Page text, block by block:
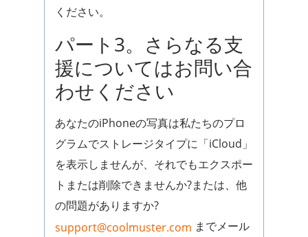
ください。
パート3。さらなる支
援についてはお問い合
わせください
あなたのiPhoneの写真は私たちのプロ
グラムでストレージタイプに「iCloud」
を表示しませんが、それでもエクスポー
トまたは削除できませんか?または、他
の問題がありますか?
support@coolmuster.com までメール